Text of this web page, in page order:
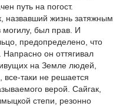
путь на погост.
назвавший жизнь затяжным
могилу, был прав. И
предопределено, что
он оттягивал
на Земле людей,
все-таки не решается
верой. Сайгак,
степи, резонно